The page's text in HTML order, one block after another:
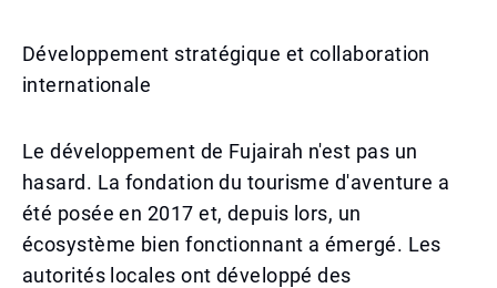
Développement stratégique et collaboration
internationale
Le développement de Fujairah n'est pas un
hasard. La fondation du tourisme d'aventure a
été posée en 2017 et, depuis lors, un
écosystème bien fonctionnant a émergé. Les
autorités locales ont développé des